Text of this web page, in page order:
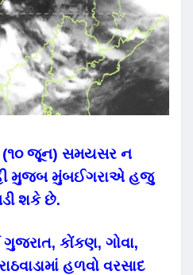
(૧૦ જૂન) સમયસર ન
મુજબ મુંબઈગરાએ હજુ
શકે છે.
કોંકણ, ગોવા,
હળવો વરસાદ